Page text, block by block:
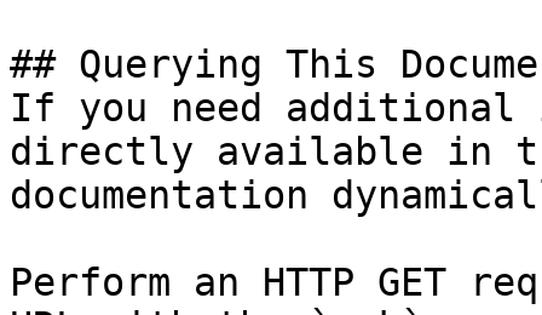
## Querying This
If you need
directly available in
documentation
Perform an HTTP GET